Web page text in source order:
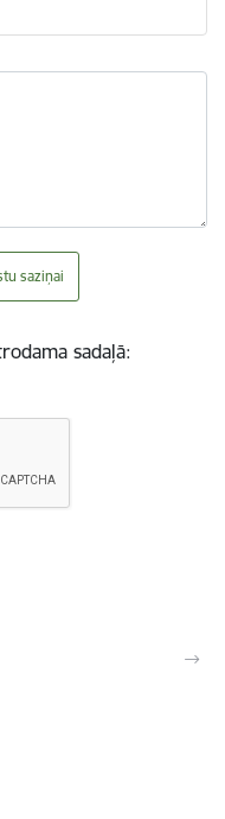
saziņai
sadaļā: